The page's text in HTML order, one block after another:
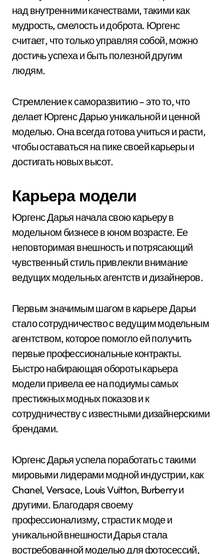
над внутренними качествами, такими как
мудрость, смелость и доброта. Юргенс
считает, что только управляя собой, можно
достичь успеха и быть полезной другим
людям.
Стремление к саморазвитию – это то, что
делает Юргенс Дарью уникальной и ценной
моделью. Она всегда готова учиться и расти,
чтобы оставаться на пике своей карьеры и
достигать новых высот.
Карьера модели
Юргенс Дарья начала свою карьеру в
модельном бизнесе в юном возрасте. Ее
неповторимая внешность и потрясающий
чувственный стиль привлекли внимание
ведущих модельных агентств и дизайнеров.
Первым значимым шагом в карьере Дарьи
стало сотрудничество с ведущим модельным
агентством, которое помогло ей получить
первые профессиональные контракты.
Быстро набирающая обороты карьера
модели привела ее на подиумы самых
престижных модных показов и к
сотрудничеству с известными дизайнерскими
брендами.
Юргенс Дарья успела поработать с такими
мировыми лидерами модной индустрии, как
Chanel, Versace, Louis Vuitton, Burberry и
другими. Благодаря своему
профессионализму, страсти к моде и
уникальной внешности Дарья стала
востребованной моделью для фотосессий,